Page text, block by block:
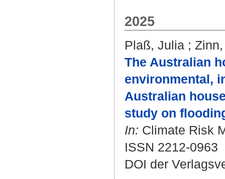
2025
Plaß, Julia ;
The Australian
environmental,
Australian
study on
In: Climate Risk
ISSN 2212-0963
DOI der